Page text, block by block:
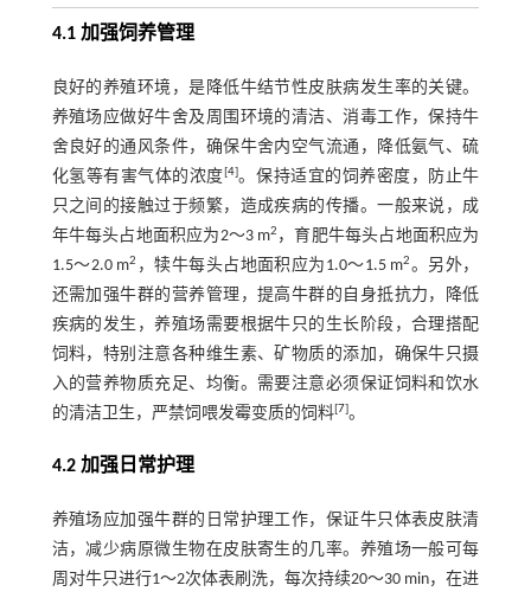
4.1 加强饲养管理
良好的养殖环境，是降低牛结节性皮肤病发生率的关键。
养殖场应做好牛舍及周围环境的清洁、消毒工作，保持牛
舍良好的通风条件，确保牛舍内空气流通，降低氨气、硫
化氢等有害气体的浓度 [4]。保持适宜的饲养密度，防止牛
只之间的接触过于频繁，造成疾病的传播。一般来说，成
年牛每头占地面积应为2～3 m2 ，育肥牛每头占地面积应为
1.5～2.0 m2 ，犊牛每头占地面积应为1.0～1.5 m2。另外，
还需加强牛群的营养管理，提高牛群的自身抵抗力，降低
疾病的发生，养殖场需要根据牛只的生长阶段，合理搭配
饲料，特别注意各种维生素、矿物质的添加，确保牛只摄
入的营养物质充足、均衡。需要注意必须保证饲料和饮水
的清洁卫生，严禁饲喂发霉变质的饲料[7]。
4.2 加强日常护理
养殖场应加强牛群的日常护理工作，保证牛只体表皮肤清
洁，减少病原微生物在皮肤寄生的几率。养殖场一般可每
周对牛只进行1～2次体表刷洗，每次持续20～30 min，在进